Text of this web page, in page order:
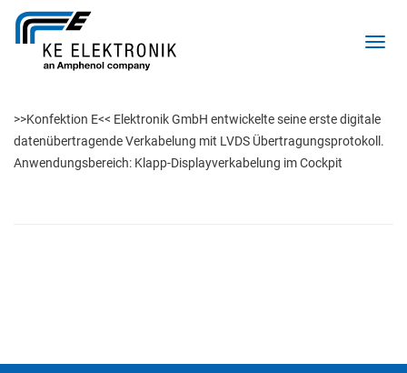
>>Konfektion E<< Elektronik GmbH entwickelte seine erste digitale
datenübertragende Verkabelung mit LVDS Übertragungsprotokoll.
Anwendungsbereich: Klapp-Displayverkabelung im Cockpit